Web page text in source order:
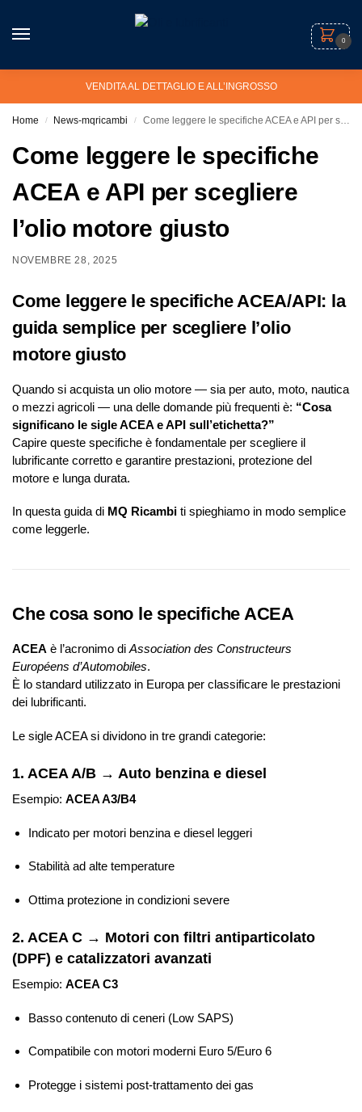
0
VENDITA AL DETTAGLIO E ALL’INGROSSO
Home / News-mqricambi / Come leggere le specifiche ACEA e API per scegliere l’olio motore giusto
Come leggere le specifiche
ACEA e API per scegliere
l’olio motore giusto
NOVEMBRE 28, 2025
Come leggere le specifiche ACEA/API: la
guida semplice per scegliere l’olio
motore giusto
Quando si acquista un olio motore — sia per auto, moto, nautica
o mezzi agricoli — una delle domande più frequenti è: “Cosa
significano le sigle ACEA e API sull’etichetta?”
Capire queste specifiche è fondamentale per scegliere il
lubrificante corretto e garantire prestazioni, protezione del
motore e lunga durata.
In questa guida di MQ Ricambi ti spieghiamo in modo semplice
come leggerle.
Che cosa sono le specifiche ACEA
ACEA è l’acronimo di Association des Constructeurs
Européens d’Automobiles.
È lo standard utilizzato in Europa per classificare le prestazioni
dei lubrificanti.
Le sigle ACEA si dividono in tre grandi categorie:
1. ACEA A/B → Auto benzina e diesel
Esempio: ACEA A3/B4
Indicato per motori benzina e diesel leggeri
Stabilità ad alte temperature
Ottima protezione in condizioni severe
2. ACEA C → Motori con filtri antiparticolato
(DPF) e catalizzatori avanzati
Esempio: ACEA C3
Basso contenuto di ceneri (Low SAPS)
Compatibile con motori moderni Euro 5/Euro 6
Protegge i sistemi post-trattamento dei gas